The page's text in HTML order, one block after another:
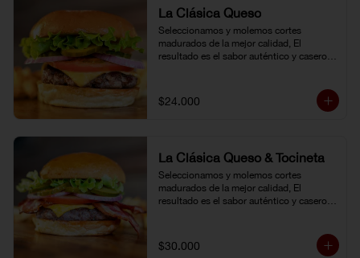
La Clásica Queso
Seleccionamos y molemos cortes
madurados de la mejor calidad, El
resultado es el sabor auténtico y casero
usted elija. Armela como quiera.
$24.000
La Clásica Queso & Tocineta
Seleccionamos y molemos cortes
madurados de la mejor calidad, El
resultado es el sabor auténtico y casero
usted elija. Armela como quiera.
$30.000